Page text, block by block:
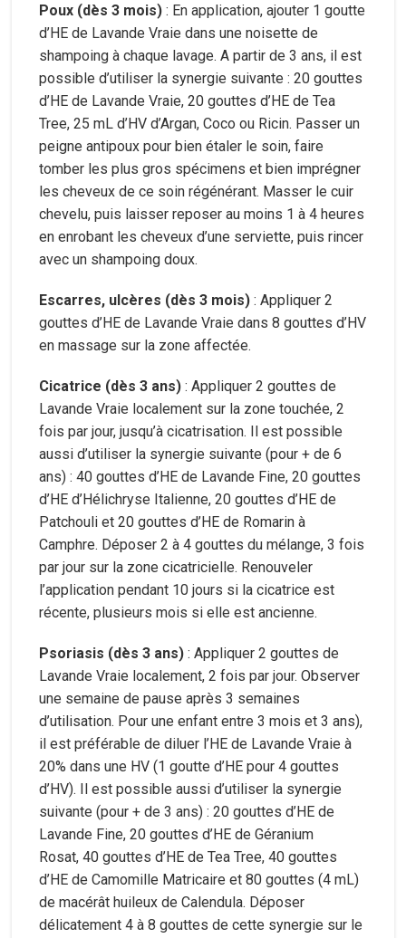
Poux (dès 3 mois) : En application, ajouter 1 goutte
d’HE de Lavande Vraie dans une noisette de
shampoing à chaque lavage. A partir de 3 ans, il est
possible d’utiliser la synergie suivante : 20 gouttes
d’HE de Lavande Vraie, 20 gouttes d’HE de Tea
Tree, 25 mL d’HV d’Argan, Coco ou Ricin. Passer un
peigne antipoux pour bien étaler le soin, faire
tomber les plus gros spécimens et bien imprégner
les cheveux de ce soin régénérant. Masser le cuir
chevelu, puis laisser reposer au moins 1 à 4 heures
en enrobant les cheveux d’une serviette, puis rincer
avec un shampoing doux.
Escarres, ulcères (dès 3 mois) : Appliquer 2
gouttes d’HE de Lavande Vraie dans 8 gouttes d’HV
en massage sur la zone affectée.
Cicatrice (dès 3 ans): Appliquer 2 gouttes de
Lavande Vraie localement sur la zone touchée, 2
fois par jour, jusqu’à cicatrisation. Il est possible
aussi d’utiliser la synergie suivante (pour + de 6
ans) : 40 gouttes d’HE de Lavande Fine, 20 gouttes
d’HE d’Hélichryse Italienne, 20 gouttes d’HE de
Patchouli et 20 gouttes d’HE de Romarin à
Camphre. Déposer 2 à 4 gouttes du mélange, 3 fois
par jour sur la zone cicatricielle. Renouveler
l’application pendant 10 jours si la cicatrice est
récente, plusieurs mois si elle est ancienne.
Psoriasis (dès 3 ans) : Appliquer 2 gouttes de
Lavande Vraie localement, 2 fois par jour. Observer
une semaine de pause après 3 semaines
d’utilisation. Pour une enfant entre 3 mois et 3 ans),
il est préférable de diluer l’HE de Lavande Vraie à
20% dans une HV (1 goutte d’HE pour 4 gouttes
d’HV). Il est possible aussi d’utiliser la synergie
suivante (pour + de 3 ans) : 20 gouttes d’HE de
Lavande Fine, 20 gouttes d’HE de Géranium
Rosat, 40 gouttes d’HE de Tea Tree, 40 gouttes
d’HE de Camomille Matricaire et 80 gouttes (4 mL)
de macérât huileux de Calendula. Déposer
délicatement 4 à 8 gouttes de cette synergie sur le